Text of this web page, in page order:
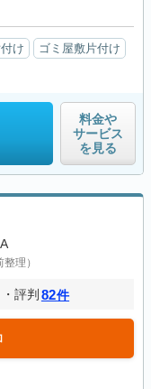
け
ゴミ屋敷片付け
料金や
サービス
を見る
理）
評判 82件